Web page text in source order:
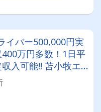
バー500,000円実
万円多数！1日平
入可能!! 苫小牧エ
ャレンジしてみま